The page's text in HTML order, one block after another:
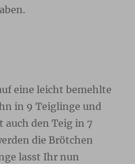
eine leicht bemehlte
in 9 Teiglinge und
den Teig in 7
die Brötchen
lasst Ihr nun